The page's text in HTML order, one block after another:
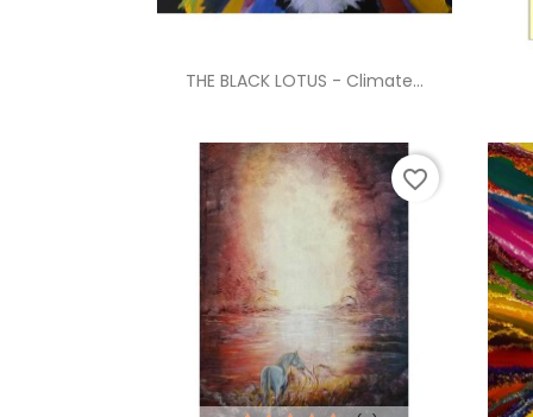
Anteprima
THE BLACK LOTUS - Climate...
favorite_border